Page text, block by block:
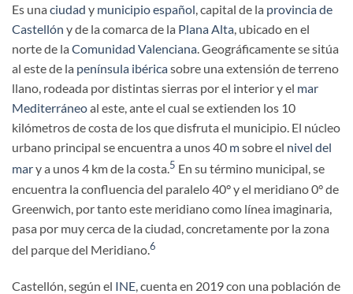
Es una ciudad y municipioespañol, capital de la provincia de
Castellón y de la comarca de la Plana Alta, ubicado en el
norte de la Comunidad Valenciana. Geográficamente se sitúa
al este de la península ibéricasobre una extensión de terreno
llano, rodeada por distintas sierras por el interior y el mar
Mediterráneoal este, ante el cual se extienden los 10
kilómetros de costa de los que disfruta el municipio. El núcleo
urbano principal se encuentra a unos 40 msobre el nivel del
mary a unos 4 km de la costa.5 ​ En su término municipal, se
encuentra la confluencia del paralelo 40° y el meridiano 0° de
Greenwich, por tanto este meridiano como línea imaginaria,
pasa por muy cerca de la ciudad, concretamente por la zona
del parque del Meridiano.6
Castellón, según el INE, cuenta en 2019 con una población de